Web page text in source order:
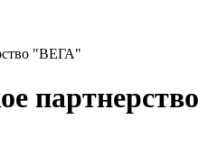
"ВЕГА"
партнерство